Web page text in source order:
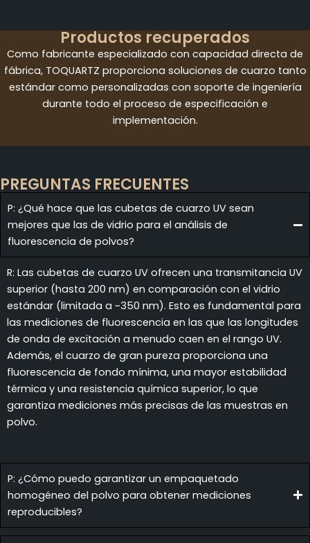
Productos recuperados
Como fabricante especializado con capacidad directa de
fábrica, TOQUARTZ proporciona soluciones de cuarzo tanto
estándar como personalizadas con soporte de ingeniería
durante todo el proceso de especificación e
implementación.
PREGUNTAS FRECUENTES
P: ¿Qué hace que las cubetas de cuarzo UV sean
mejores que las de vidrio para el análisis de
fluorescencia de polvos?
R: Las cubetas de cuarzo UV ofrecen una transmitancia UV
superior (hasta 200 nm) en comparación con el vidrio
estándar (limitada a ~350 nm). Esto es fundamental para
las mediciones de fluorescencia en las que las longitudes
de onda de excitación a menudo caen en el rango UV.
Además, el cuarzo de gran pureza proporciona una
fluorescencia de fondo mínima, una mayor estabilidad
térmica y una resistencia química superior, lo que
garantiza mediciones más precisas de las muestras en
polvo.
P: ¿Cómo puedo garantizar un empaquetado
homogéneo del polvo para obtener mediciones
reproducibles?